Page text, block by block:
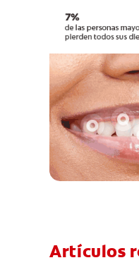
Artículos